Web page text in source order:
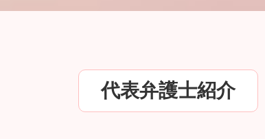
代表弁護士紹介